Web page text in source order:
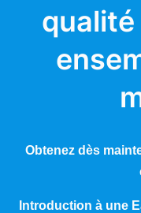
qualité
Obtenez dès
Introduction à une